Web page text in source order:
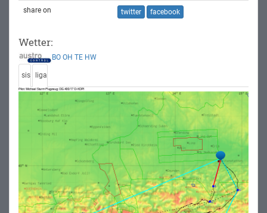
share on twitter facebook
Wetter:
BO OH TE HW
sis liga